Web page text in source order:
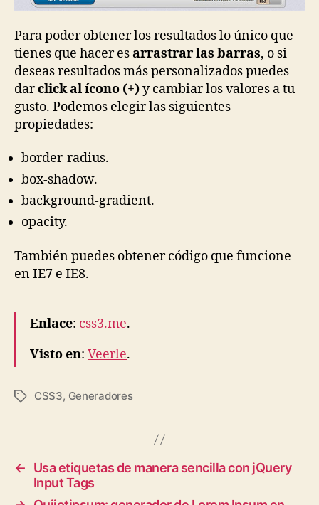
Para poder obtener los resultados lo único que
tienes que hacer esarrastrar las barras, o si
deseas resultados más personalizados puedes
darclick al ícono (+)y cambiar los valores a tu
gusto. Podemos elegir las siguientes
propiedades:
border-radius.
box-shadow.
background-gradient.
opacity.
También puedes obtener código que funcione
en IE7 e IE8.
Enlace: css3.me.
Visto en: Veerle.
TagsCSS3, Generadores
←
Usa etiquetas de manera sencilla con jQuery
Input Tags